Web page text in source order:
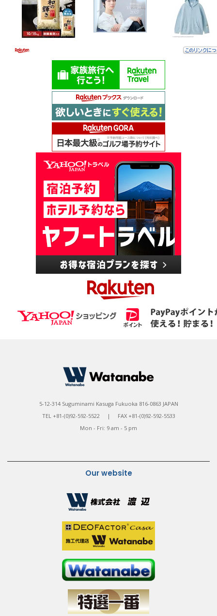
5-12-314 Suguminami Kasuga Fukuoka 816-0863 JAPAN
TEL +81-(0)92-592-5522 | FAX +81-(0)92-592-5533
Mon - Fri: 9 am - 5 pm
Our website